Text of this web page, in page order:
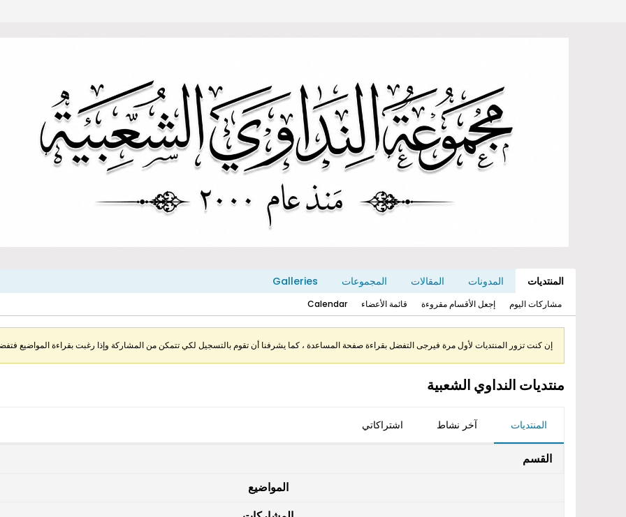
المنتديات المدونات المقالات المجموعات Galleries
مشاركات اليوم إجعل الأقسام مقروءة قائمة الأعضاء Calendar
إن كنت تزور المنتديات لأول مرة فيرجى التفضل بقراءة صفحة المساعدة ، كما يشرفنا أن تقوم بالتسجيل لكي تتمكن من المشاركة وإذا رغبت بقراءة المواضيع
منتديات النداوي الشعبية
المنتديات آخر نشاط اشتراكاتي
القسم
المواضيع